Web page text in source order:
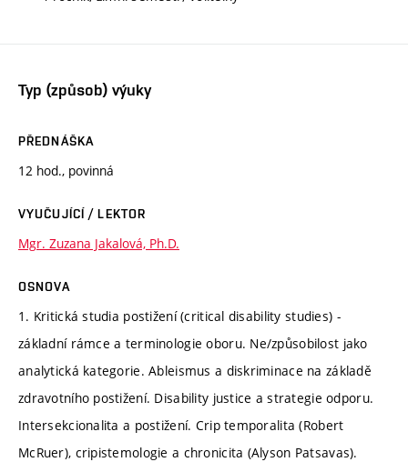
Typ (způsob) výuky
PŘEDNÁŠKA
12 hod., povinná
VYUČUJÍCÍ / LEKTOR
Mgr. Zuzana Jakalová, Ph.D.
OSNOVA
1. Kritická studia postižení (critical disability studies) -
základní rámce a terminologie oboru. Ne/způsobilost jako
analytická kategorie. Ableismus a diskriminace na základě
zdravotního postižení. Disability justice a strategie odporu.
Intersekcionalita a postižení. Crip temporalita (Robert
McRuer), cripistemologie a chronicita (Alyson Patsavas).